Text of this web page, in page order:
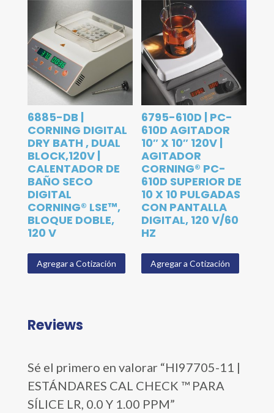
6885-DB |
CORNING DIGITAL
DRY BATH , DUAL
BLOCK,120V |
CALENTADOR DE
BAÑO SECO
DIGITAL
CORNING® LSE™,
BLOQUE DOBLE,
120 V
Agregar a Cotización
6795-610D | PC-
610D AGITADOR
10″ X 10″ 120V |
AGITADOR
CORNING® PC-
610D SUPERIOR DE
10 X 10 PULGADAS
CON PANTALLA
DIGITAL, 120 V/60
HZ
Agregar a Cotización
Reviews
Sé el primero en valorar “HI97705-11 |
ESTÁNDARES CAL CHECK ™ PARA
SÍLICE LR, 0.0 Y 1.00 PPM”